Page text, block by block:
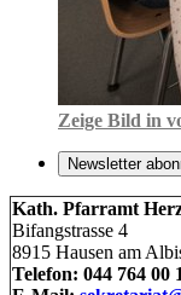
Zeige Bild in
Newsletter
Kath. Pfarramt
Bifangstrasse 4
8915 Hausen am
Telefon: 044 764 00